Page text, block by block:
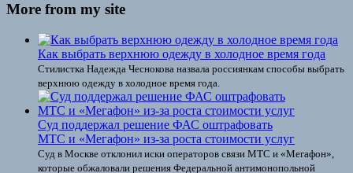
More from my site
Как выбрать верхнюю одежду в холодное время года
Стилистка Надежда Чеснокова назвала россиянкам способы выбрать
верхнюю одежду в холодное время года.
Суд поддержал решение ФАС оштрафовать
МТС и «Мегафон» из-за роста стоимости услуг
Суд в Москве отклонил иски операторов связи МТС и «Мегафон»,
которые обжаловали решения Федеральной антимонопольной